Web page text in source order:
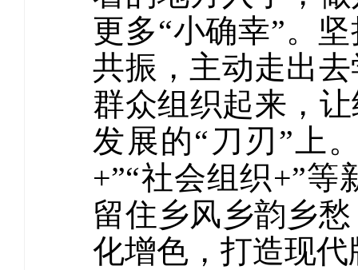
更多“小确幸”。
共振，主动走出
群众组织起来，
发展的“刀刃”上
+”“社会组织+”
留住乡风乡韵乡
化增色，打造现